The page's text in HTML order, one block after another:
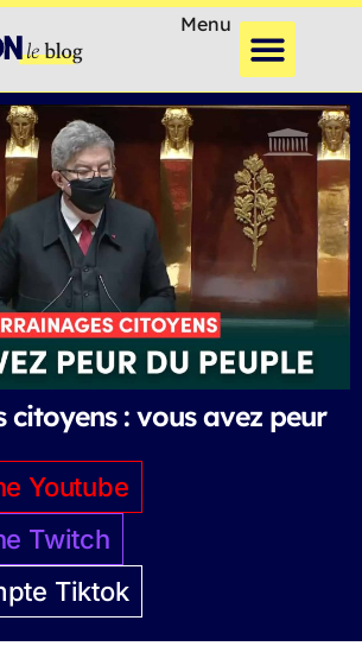
Menu
citoyens : vous avez peur
Youtube
Twitch
Tiktok